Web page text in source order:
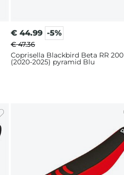
€ 44.99 -5%
€ 47.36
Coprisella Blackbird Beta RR 200
(2020-2025) pyramid Blu